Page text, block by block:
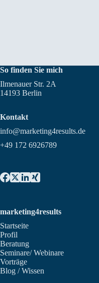
So finden Sie mich
Ilmenauer Str. 2A
14193 Berlin
Kontakt
info@marketing4results.de
+49 172 6926789
marketing4results
Startseite
Profil
Beratung
Seminare/ Webinare
Vorträge
Blog / Wissen